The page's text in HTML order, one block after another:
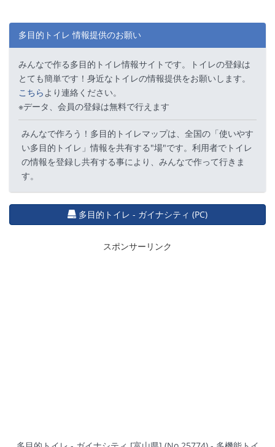
多目的トイレ 情報提供のお願い
みんなで作る多目的トイレ情報サイトです。トイレの登録は
とても簡単です！身近なトイレの情報提供をお願いします。
こちらより連絡ください。
※データ、会員の登録は無料で行えます
みんなで作ろう！多目的トイレマップは、全国の「使いやす
い多目的トイレ」情報を共有する"場"です。利用者でトイレ
の情報を登録し共有する事により、みんなで作って行きま
す。
多目的トイレ - ガイナシティ (PC)
スポンサーリンク